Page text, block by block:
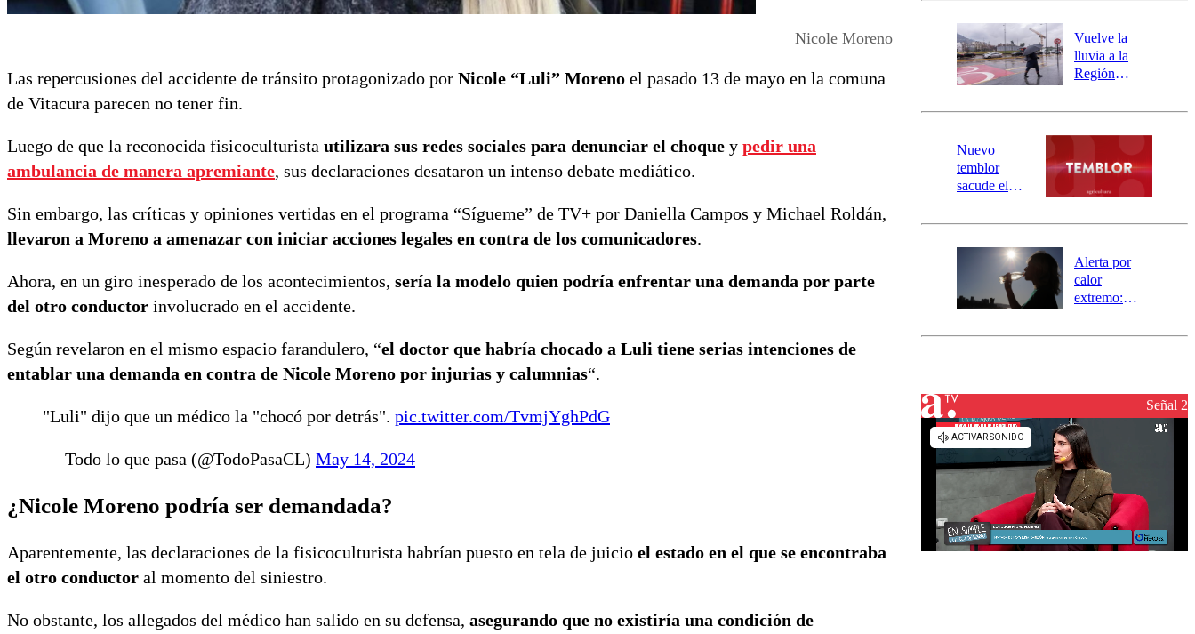
Nicole Moreno
Las repercusiones del accidente de tránsito protagonizado por Nicole “Luli” Moreno el pasado 13 de mayo en la comuna
de Vitacura parecen no tener fin.
Luego de que la reconocida fisicoculturista utilizara sus redes sociales para denunciar el choque y pedir una
ambulancia de manera apremiante, sus declaraciones desataron un intenso debate mediático.
Sin embargo, las críticas y opiniones vertidas en el programa “Sígueme” de TV+ por Daniella Campos y Michael Roldán,
llevaron a Moreno a amenazar con iniciar acciones legales en contra de los comunicadores.
Ahora, en un giro inesperado de los acontecimientos, sería la modelo quien podría enfrentar una demanda por parte
del otro conductor involucrado en el accidente.
Según revelaron en el mismo espacio farandulero, “el doctor que habría chocado a Luli tiene serias intenciones de
entablar una demanda en contra de Nicole Moreno por injurias y calumnias“.
"Luli" dijo que un médico la "chocó por detrás". pic.twitter.com/TvmjYghPdG
— Todo lo que pasa (@TodoPasaCL) May 14, 2024
¿Nicole Moreno podría ser demandada?
Aparentemente, las declaraciones de la fisicoculturista habrían puesto en tela de juicio el estado en el que se encontraba
el otro conductor al momento del siniestro.
No obstante, los allegados del médico han salido en su defensa, asegurando que no existiría una condición de
río Damas:
activa
mensajería
SAE
Vuelve la
lluvia a la
Región
este es el
este viernes
Nuevo
temblor
sacude el
revisa la
epicentro
Alerta por
calor
extremo:
activa Alerta
Señal 2